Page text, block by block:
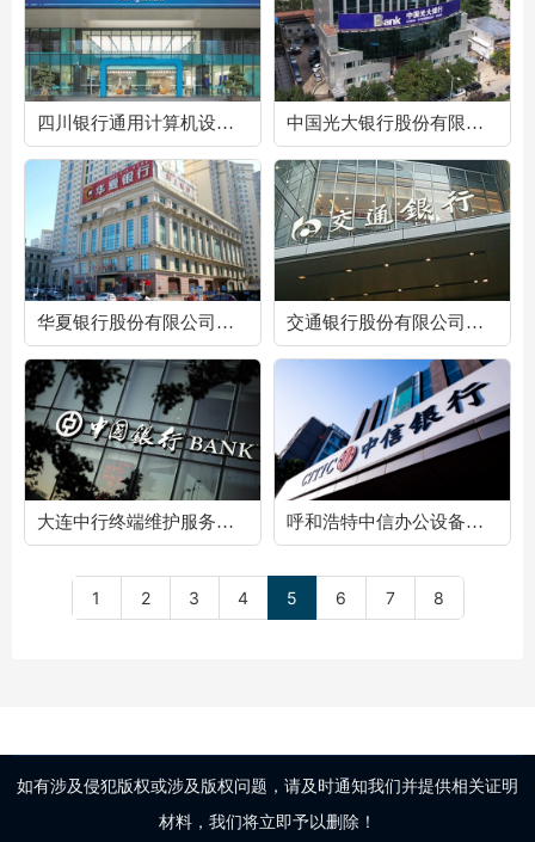
四川银行通用计算机设备维保项目 中国光大银行股份有限公司济南分行桌面运维项目
华夏银行股份有限公司天津分行办公电子设备维护项目 交通银行股份有限公司广东省分行IT前端桌面运维项目
大连中行终端维护服务采购项目 呼和浩特中信办公设备运维外包服务项目
1 2 3 4 5 6 7 8
如有涉及侵犯版权或涉及版权问题，请及时通知我们并提供相关证明
材料，我们将立即予以删除！